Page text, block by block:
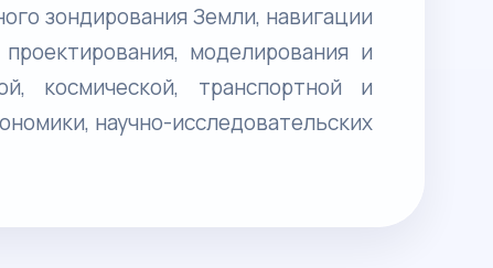
зондирования Земли, навигации
моделирования и
космической, транспортной и
научно-исследовательских